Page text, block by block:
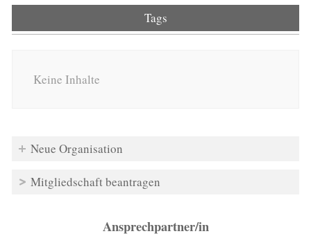
Tags
Keine Inhalte
Neue Organisation
Mitgliedschaft beantragen
Ansprechpartner/in